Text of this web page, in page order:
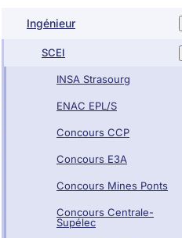
Ingénieur
SCEI
INSA Strasourg
ENAC EPL/S
Concours CCP
Concours E3A
Concours Mines Ponts
Concours Centrale-
Supélec